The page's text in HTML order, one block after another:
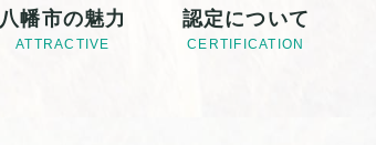
八幡市の魅力
ATTRACTIVE
認定について
CERTIFICATION